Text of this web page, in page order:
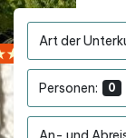
Art der
Personen: 0